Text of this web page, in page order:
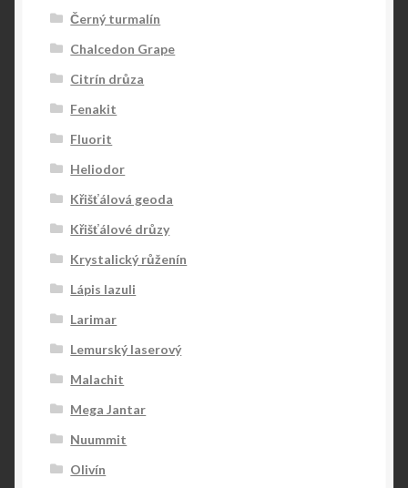
Černý turmalín
Chalcedon Grape
Citrín drůza
Fenakit
Fluorit
Heliodor
Křišťálová geoda
Křišťálové drůzy
Krystalický růženín
Lápis lazuli
Larimar
Lemurský laserový
Malachit
Mega Jantar
Nuummit
Olivín